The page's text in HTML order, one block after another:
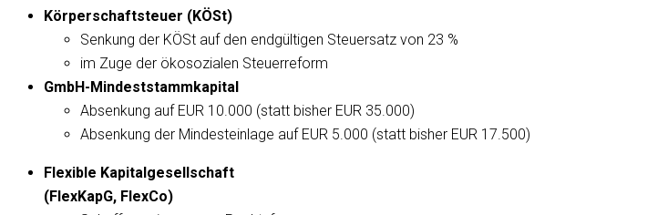
Körperschaftsteuer (KÖSt)
Senkung der KÖSt auf den endgültigen Steuersatz von 23 %
im Zuge der ökosozialen Steuerreform
GmbH-Mindeststammkapital
Absenkung auf EUR 10.000 (statt bisher EUR 35.000)
Absenkung der Mindesteinlage auf EUR 5.000 (statt bisher EUR 17.500)
Flexible Kapitalgesellschaft
(FlexKapG, FlexCo)